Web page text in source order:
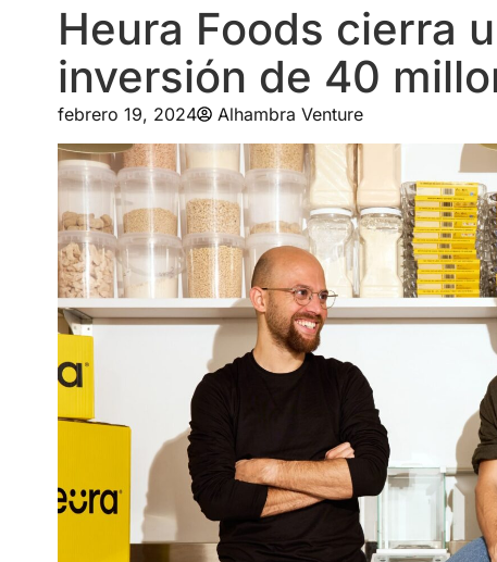
Heura Foods cierra
inversión de 40
febrero 19, 2024 Alhambra Venture